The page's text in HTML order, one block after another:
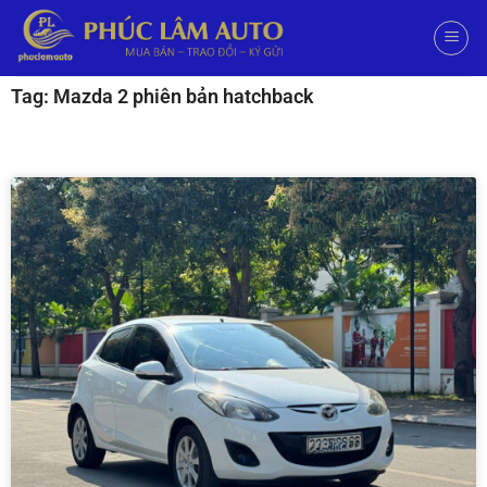
Tag: Mazda 2 phiên bản hatchback